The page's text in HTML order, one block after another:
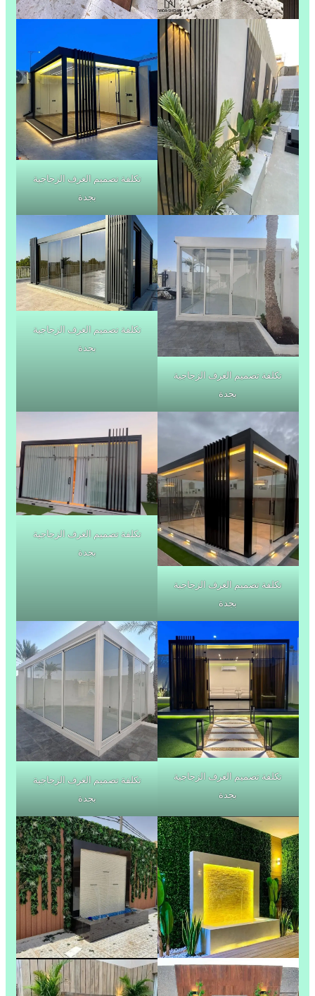
تكلفة تصميم الغرف الزجاجية
بجدة
تكلفة تصميم الغرف الزجاجية
بجدة
تكلفة تصميم الغرف الزجاجية
بجدة
تكلفة تصميم الغرف الزجاجية
بجدة
تكلفة تصميم الغرف الزجاجية
بجدة
تكلفة تصميم الغرف الزجاجية
بجدة
تكلفة تصميم الغرف الزجاجية
بجدة